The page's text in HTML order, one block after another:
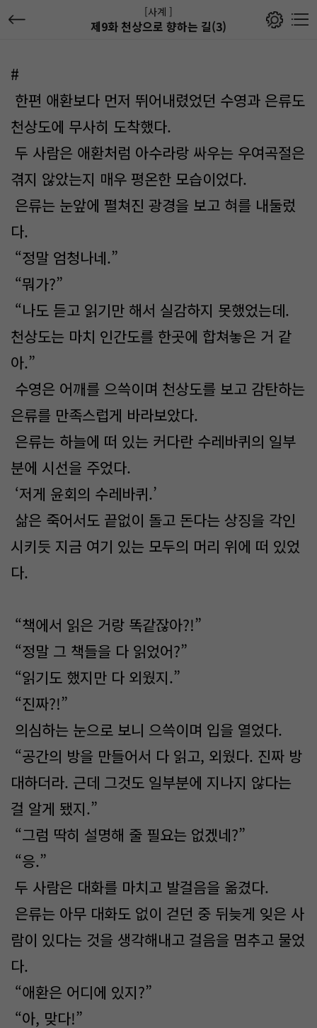
[사계 ]
제9화 천상으로 향하는 길(3)
#
한편 애환보다 먼저 뛰어내렸었던 수영과 은류도
천상도에 무사히 도착했다.
두 사람은 애환처럼 아수라랑 싸우는 우여곡절은
겪지 않았는지 매우 평온한 모습이었다.
은류는 눈앞에 펼쳐진 광경을 보고 혀를 내둘렀
다.
“정말 엄청나네.”
“뭐가?”
“나도 듣고 읽기만 해서 실감하지 못했었는데.
천상도는 마치 인간도를 한곳에 합쳐놓은 거 같
아.”
수영은 어깨를 으쓱이며 천상도를 보고 감탄하는
은류를 만족스럽게 바라보았다.
은류는 하늘에 떠 있는 커다란 수레바퀴의 일부
분에 시선을 주었다.
‘저게 윤회의 수레바퀴.’
삶은 죽어서도 끝없이 돌고 돈다는 상징을 각인
시키듯 지금 여기 있는 모두의 머리 위에 떠 있었
다.
“책에서 읽은 거랑 똑같잖아?!”
“정말 그 책들을 다 읽었어?”
“읽기도 했지만 다 외웠지.”
“진짜?!”
의심하는 눈으로 보니 으쓱이며 입을 열었다.
“공간의 방을 만들어서 다 읽고, 외웠다. 진짜 방
대하더라. 근데 그것도 일부분에 지나지 않다는
걸 알게 됐지.”
“그럼 딱히 설명해 줄 필요는 없겠네?”
“응.”
두 사람은 대화를 마치고 발걸음을 옮겼다.
은류는 아무 대화도 없이 걷던 중 뒤늦게 잊은 사
람이 있다는 것을 생각해내고 걸음을 멈추고 물었
다.
“애환은 어디에 있지?”
“아, 맞다!”